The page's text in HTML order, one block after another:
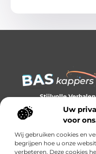
Uw
voor
Wij gebruiken cookies en
begrijpen hoe u onze
verbeteren. Deze cookies
Stijlvolle
Ontdek trends, tips en
Bericht categorie